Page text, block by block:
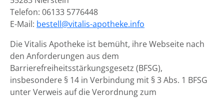
Telefon: 06133 5776448
E-Mail: bestell@vitalis-apotheke.info
Die Vitalis Apotheke ist bemüht, ihre Webseite nach
den Anforderungen aus dem
Barrierefreiheitsstärkungsgesetz (BFSG),
insbesondere § 14 in Verbindung mit § 3 Abs. 1 BFSG
unter Verweis auf die Verordnung zum